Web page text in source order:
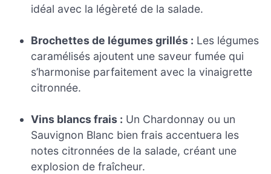
idéal avec la légèreté de la salade.
Brochettes de légumes grillés : Les légumes
caramélisés ajoutent une saveur fumée qui
s’harmonise parfaitement avec la vinaigrette
citronnée.
Vins blancs frais : Un Chardonnay ou un
Sauvignon Blanc bien frais accentuera les
notes citronnées de la salade, créant une
explosion de fraîcheur.